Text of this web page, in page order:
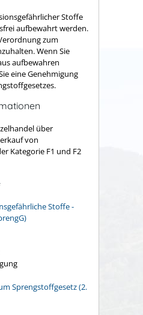
Stoffe
aufbewahrt werden.
zum
Wenn Sie
aufbewahren
eine Genehmigung
über
von
Kategorie F1 und F2
Stoffe -
Sprengstoffgesetz (2.